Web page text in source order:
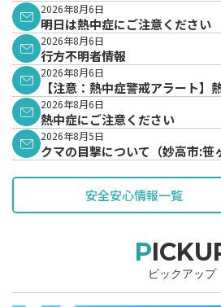
2026年8月6日
明日は熱中症にご注意ください
2026年8月6日
行方不明者情報
2026年8月6日
【注意：熱中症警戒アラート】
表されています。
2026年8月6日
熱中症にご注意ください
2026年8月5日
クマの目撃について（妙高市:笹
安全安心情報一覧
ピックアップ